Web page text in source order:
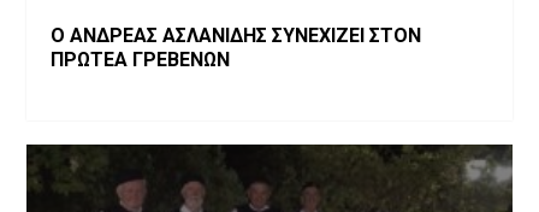
Ο ΑΝΔΡΕΑΣ ΑΣΛΑΝΙΔΗΣ ΣΥΝΕΧΙΖΕΙ ΣΤΟΝ
ΠΡΩΤΕΑ ΓΡΕΒΕΝΩΝ